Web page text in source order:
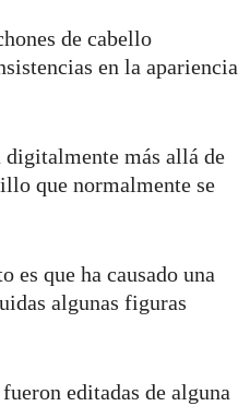
de cabello
en la apariencia
digitalmente más allá de
que normalmente se
es que ha causado una
algunas figuras
editadas de alguna